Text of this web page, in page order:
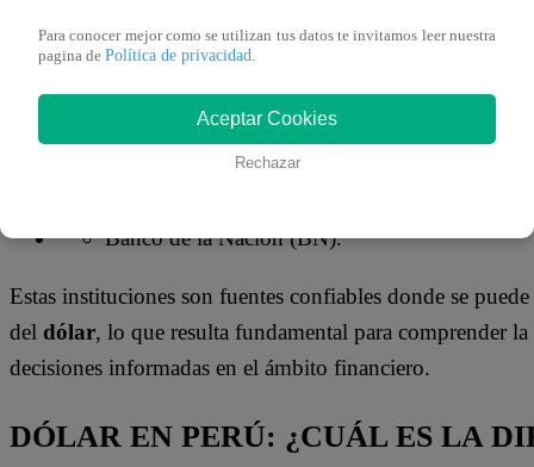
Además de laSUNAT, diversas entidades en Perú
entre ellas:
Banco Central de Reserva del Perú (BCRP).
Banco de la Nación (BN).
Estas instituciones son fuentes confiables donde se
del dólar, lo que resulta fundamental para comprender
decisiones informadas en el ámbito financiero.
DÓLAR EN PERÚ: ¿CUÁL ES LA
Para conocer mejor como se utilizan tus datos te invitamos leer nuestra
pagina de Política de privacidad.
Aceptar Cookies
Rechazar